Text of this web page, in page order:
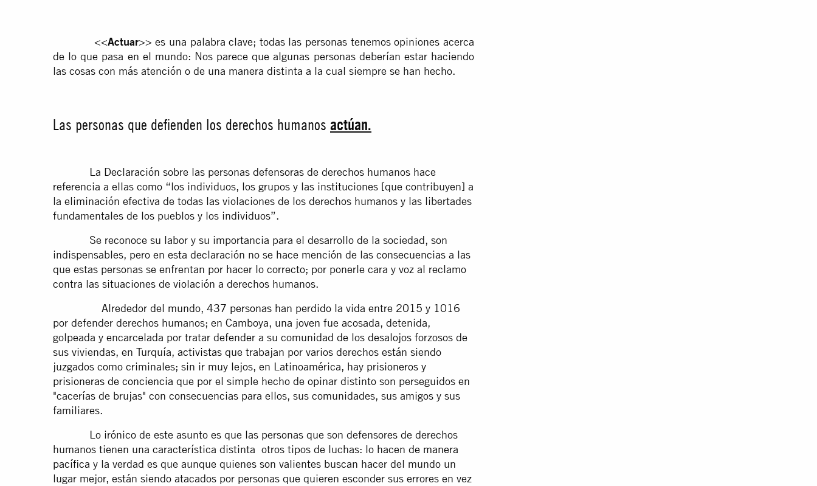
<<Actuar>> es una palabra clave; todas las personas tenemos opiniones acerca
de lo que pasa en el mundo: Nos parece que algunas personas deberían estar haciendo
las cosas con más atención o de una manera distinta a la cual siempre se han hecho.
Las personas que defienden los derechos humanos actúan.
La Declaración sobre las personas defensoras de derechos humanos hace
referencia a ellas como “los individuos, los grupos y las instituciones [que contribuyen] a
la eliminación efectiva de todas las violaciones de los derechos humanos y las libertades
fundamentales de los pueblos y los individuos”.
Se reconoce su labor y su importancia para el desarrollo de la sociedad, son
indispensables, pero en esta declaración no se hace mención de las consecuencias a las
que estas personas se enfrentan por hacer lo correcto; por ponerle cara y voz al reclamo
contra las situaciones de violación a derechos humanos.
Alrededor del mundo, 437 personas han perdido la vida entre 2015 y 1016
por defender derechos humanos; en Camboya, una joven fue acosada, detenida,
golpeada y encarcelada por tratar defender a su comunidad de los desalojos forzosos de
sus viviendas, en Turquía, activistas que trabajan por varios derechos están siendo
juzgados como criminales; sin ir muy lejos, en Latinoamérica, hay prisioneros y
prisioneras de conciencia que por el simple hecho de opinar distinto son perseguidos en
"cacerías de brujas" con consecuencias para ellos, sus comunidades, sus amigos y sus
familiares.
Lo irónico de este asunto es que las personas que son defensores de derechos
humanos tienen una característica distinta otros tipos de luchas: lo hacen de manera
pacífica y la verdad es que aunque quienes son valientes buscan hacer del mundo un
lugar mejor, están siendo atacados por personas que quieren esconder sus errores en vez